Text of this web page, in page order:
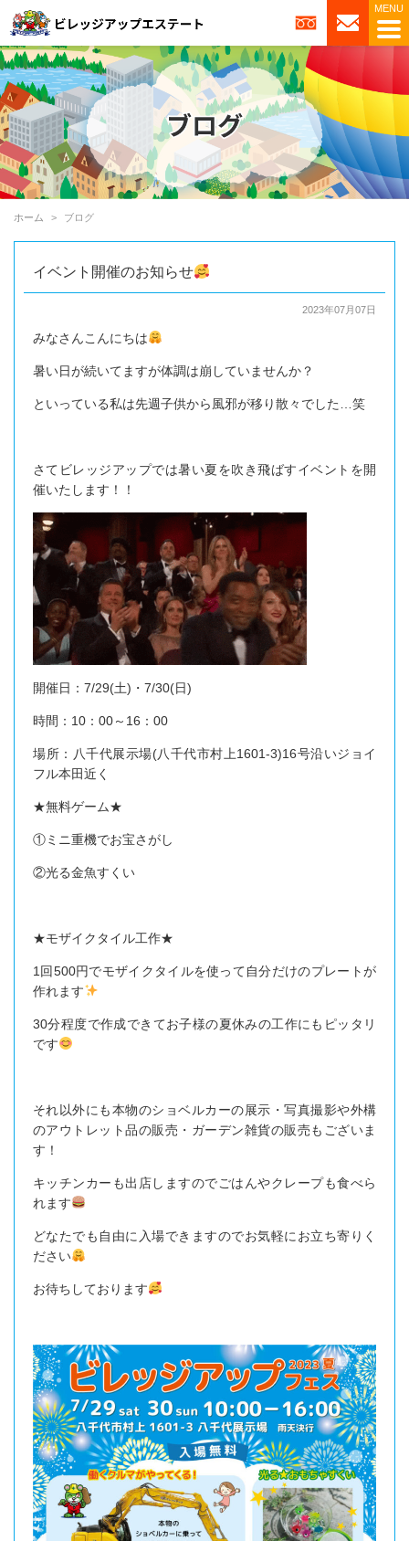
ホーム ブログ
イベント開催のお知らせ
2023年07月07日
みなさんこんにちは
暑い日が続いてますが体調は崩していませんか？
といっている私は先週子供から風邪が移り散々でした…笑
さてビレッジアップでは暑い夏を吹き飛ばすイベントを開
催いたします！！
開催日：7/29(土)・7/30(日)
時間：10：00～16：00
場所：八千代展示場(八千代市村上1601-3)16号沿いジョイ
フル本田近く
★無料ゲーム★
①ミニ重機でお宝さがし
②光る金魚すくい
★モザイクタイル工作★
1回500円でモザイクタイルを使って自分だけのプレートが
作れます
30分程度で作成できてお子様の夏休みの工作にもピッタリ
です
それ以外にも本物のショベルカーの展示・写真撮影や外構
のアウトレット品の販売・ガーデン雑貨の販売もございま
す！
キッチンカーも出店しますのでごはんやクレープも食べら
れます
どなたでも自由に入場できますのでお気軽にお立ち寄りく
ださい
お待ちしております